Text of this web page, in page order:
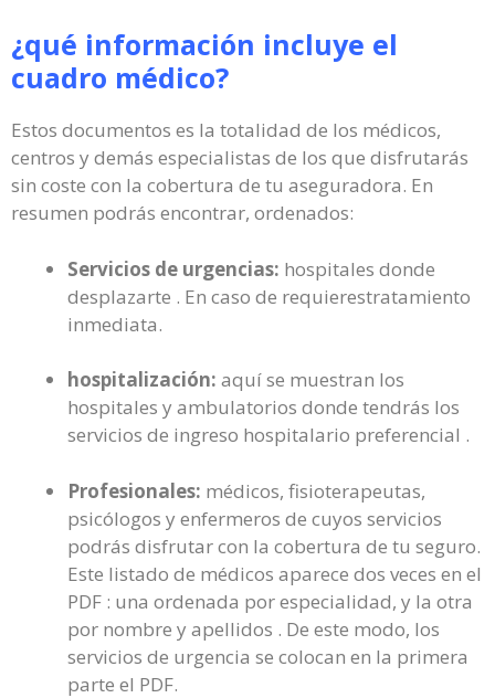
¿qué información incluye el
cuadro médico?
Estos documentos es la totalidad de los médicos,
centros y demás especialistas de los que disfrutarás
sin coste con la cobertura de tu aseguradora. En
resumen podrás encontrar, ordenados:
Servicios de urgencias: hospitales donde
desplazarte . En caso de requierestratamiento
inmediata.
hospitalización: aquí se muestran los
hospitales y ambulatorios donde tendrás los
servicios de ingreso hospitalario preferencial .
Profesionales: médicos, fisioterapeutas,
psicólogos y enfermeros de cuyos servicios
podrás disfrutar con la cobertura de tu seguro.
Este listado de médicos aparece dos veces en el
PDF : una ordenada por especialidad, y la otra
por nombre y apellidos . De este modo, los
servicios de urgencia se colocan en la primera
parte el PDF.